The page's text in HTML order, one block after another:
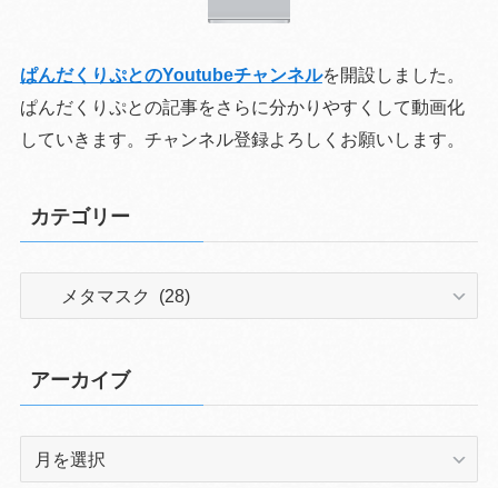
ぱんだくりぷとのYoutubeチャンネルを開設しました。
ぱんだくりぷとの記事をさらに分かりやすくして動画化
していきます。チャンネル登録よろしくお願いします。
カテゴリー
リ
ー
アーカイブ